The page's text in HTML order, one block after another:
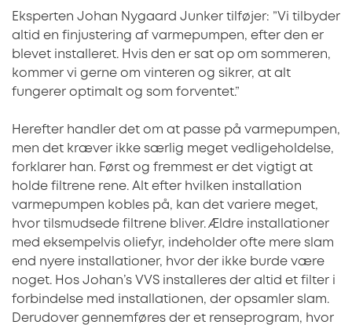
Eksperten Johan Nygaard Junker tilføjer: ”Vi tilbyder
altid en finjustering af varmepumpen, efter den er
blevet installeret. Hvis den er sat op om sommeren,
kommer vi gerne om vinteren og sikrer, at alt
fungerer optimalt og som forventet.”
Herefter handler det om at passe på varmepumpen,
men det kræver ikke særlig meget vedligeholdelse,
forklarer han. Først og fremmest er det vigtigt at
holde filtrene rene. Alt efter hvilken installation
varmepumpen kobles på, kan det variere meget,
hvor tilsmudsede filtrene bliver. Ældre installationer
med eksempelvis oliefyr, indeholder ofte mere slam
end nyere installationer, hvor der ikke burde være
noget. Hos Johan’s VVS installeres der altid et filter i
forbindelse med installationen, der opsamler slam.
Derudover gennemføres der et renseprogram, hvor